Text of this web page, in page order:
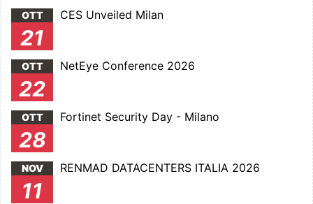
OTT
21
CES Unveiled Milan
OTT
22
NetEye Conference 2026
OTT
28
Fortinet Security Day - Milano
NOV
11
RENMAD DATACENTERS ITALIA 2026